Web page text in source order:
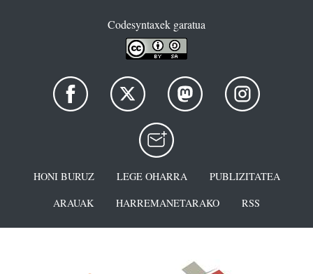
Codesyntaxek garatua
HONI BURUZ LEGE OHARRA
PUBLIZITATEA
ARAUAK
HARREMANETARAKO RSS